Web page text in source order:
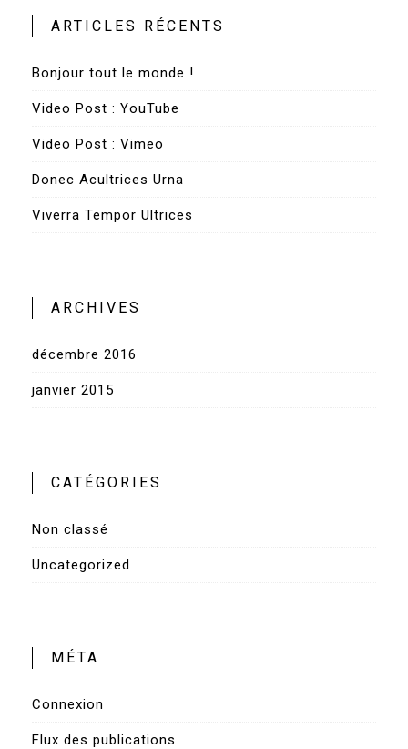
ARTICLES RÉCENTS
Bonjour tout le monde !
Video Post : YouTube
Video Post : Vimeo
Donec Acultrices Urna
Viverra Tempor Ultrices
ARCHIVES
décembre 2016
janvier 2015
CATÉGORIES
Non classé
Uncategorized
MÉTA
Connexion
Flux des publications